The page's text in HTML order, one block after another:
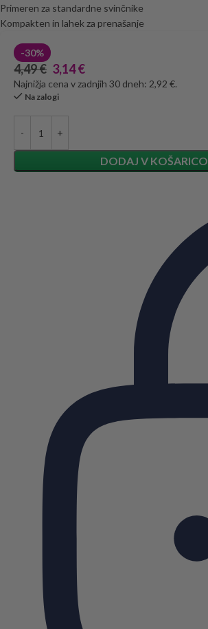
Primeren za standardne svinčnike
Kompakten in lahek za prenašanje
-30%
4,49€ 3,14€
Najnižja cena v zadnjih 30 dneh: 2,92 €.
Na zalogi
DODAJ V KOŠARICO